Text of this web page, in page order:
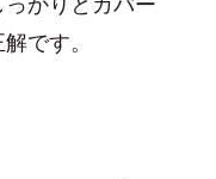
です。